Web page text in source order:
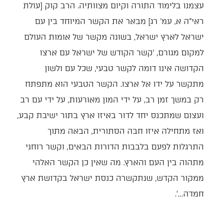
עצמנו בלימוד התורה וקיום מצוותיה. הרב קוק [עולת
ראי"ה א, עמ' רג] מבאר את הקשר המיוחד בין עם
ישראל לארץ ישראל, בשונה מקשר של אומות העולם
למקום מגורם, 'קשר הקודש של ישראל עם ארצו
הקדושה אינו דומה לקשר טבעי, שכל עם ולשון
מתקשר על ידו אל ארצו. הקשר הטבעי הוא מתפתח
רק במשך זמן רב, על ידי המון מאורעות, על ידי עם רב
ועצום שמתכנס יחד לדור באיזו ארץ בתור ישיבת קבע,
ואז מתחילה איזו חבה הסתורית, הבאה מתוך
התרגלות לפעם בלבבות הדורות הבאים, וקשר רוחני
מתהוה בין העם והארץ. מה שאין כן הקשר האלהי
ממקור הקדש, שנתקשרה כנסת ישראל בקדושת ארץ
חמדה…'.